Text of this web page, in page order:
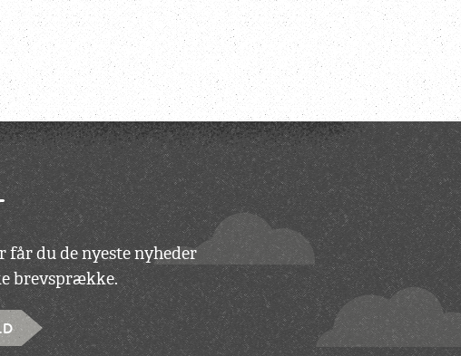
får du de nyeste nyheder
brevsprække.